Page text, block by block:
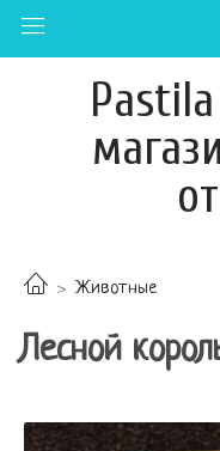
Животные
Лесной